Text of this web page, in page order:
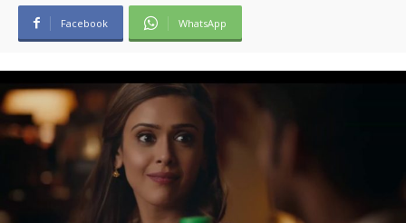
Facebook WhatsApp